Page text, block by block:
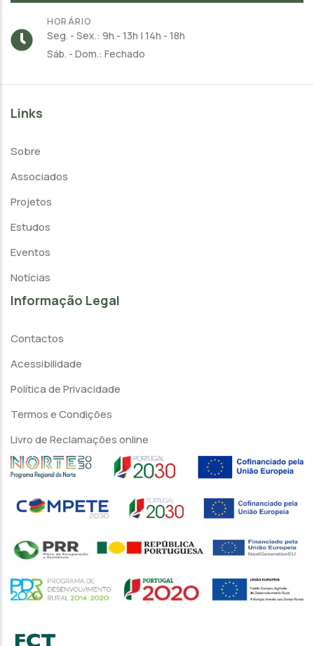
HORÁRIO
Seg. - Sex.: 9h - 13h | 14h - 18h
Sáb. - Dom.: Fechado
Links
Sobre
Associados
Projetos
Estudos
Eventos
Notícias
Informação Legal
Contactos
Acessibilidade
Política de Privacidade
Termos e Condições
Livro de Reclamações online